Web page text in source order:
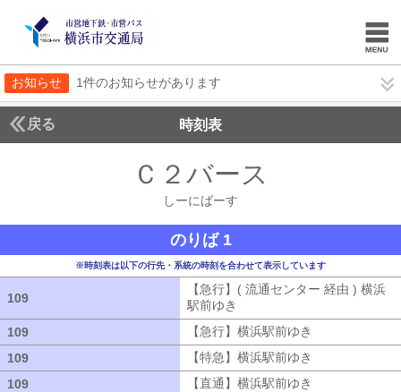
お知らせ 1件のお知らせがあります
戻る 時刻表
Ｃ２バース
しーにばーす
のりば 1
※時刻表は以下の行先・系統の時刻を合わせて表示しています
109
【急行】( 流通センター 経由 ) 横浜
駅前ゆき
109
【急行】横浜駅前ゆき
109
【特急】横浜駅前ゆき
109
【直通】横浜駅前ゆき